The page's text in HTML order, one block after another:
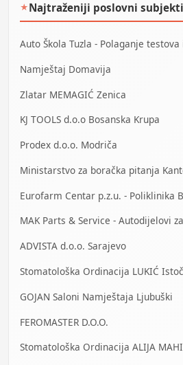
★Najtraženiji poslovni subjekti
Auto Škola Tuzla - Polaganje
Namještaj Domavija
Zlatar MEMAGIĆ Zenica
KJ TOOLS d.o.o Bosanska Krupa
Prodex d.o.o. Modriča
Ministarstvo za boračka pitanja
Eurofarm Centar p.z.u. - Poliklinika
ADVISTA d.o.o. Sarajevo
Stomatološka Ordinacija LUKIĆ
GOJAN Saloni Namještaja Ljubuški
FEROMASTER D.O.O.
Stomatološka Ordinacija ALIJA